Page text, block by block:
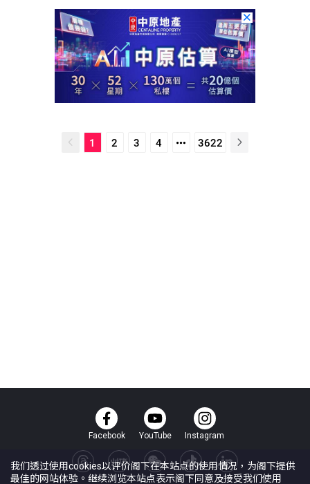
1 2 3 4 3622
Facebook YouTube Instagram
我们透过使用cookies以评价阁下在本站点的使用情况，为阁下提供
最佳的网站体验。继续浏览本站点表示阁下同意及接受我们使用